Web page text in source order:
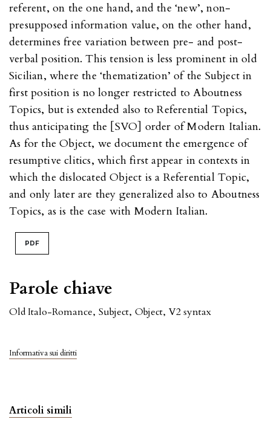
Parole chiave
Old Italo-Romance, Subject, Object, V2 syntax
Informativa sui diritti
referent, on the one hand, and the ‘new’, non-
presupposed information value, on the other hand,
determines free variation between pre- and post-
verbal position. This tension is less prominent in old
Sicilian, where the ‘thematization’ of the Subject in
first position is no longer restricted to Aboutness
Topics, but is extended also to Referential Topics,
thus anticipating the [SVO] order of Modern Italian.
As for the Object, we document the emergence of
resumptive clitics, which first appear in contexts in
which the dislocated Object is a Referential Topic,
and only later are they generalized also to Aboutness
Topics, as is the case with Modern Italian.
PDF
Articoli simili